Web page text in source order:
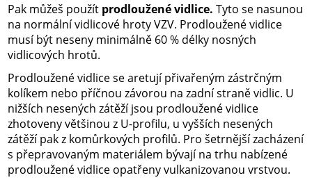
Pak můžeš použít prodloužené vidlice. Tyto se nasunou
na normální vidlicové hroty VZV. Prodloužené vidlice
musí být neseny minimálně 60 % délky nosných
vidlicových hrotů.
Prodloužené vidlice se aretují přivařeným zástrčným
kolíkem nebo příčnou závorou na zadní straně vidlic. U
nižších nesených zátěží jsou prodloužené vidlice
zhotoveny většinou z U-profilu, u vyšších nesených
zátěží pak z komůrkových profilů. Pro šetrnější zacházení
s přepravovaným materiálem bývají na trhu nabízené
prodloužené vidlice opatřeny vulkanizovanou vrstvou.